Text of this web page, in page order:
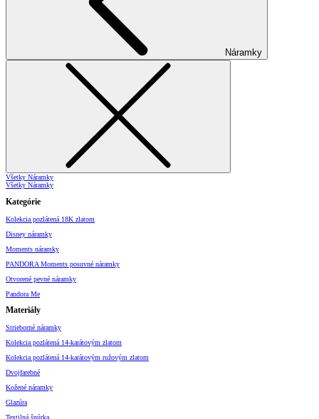
Náramky
Všetky Náramky
Všetky Náramky
Kategórie
Kolekcia pozlátená 18K zlatom
Disney náramky
Moments náramky
PANDORA Moments posuvné náramky
Otvorené pevné náramky
Pandora Me
Materiály
Strieborné náramky
Kolekcia pozlátená 14-karátovým zlatom
Kolekcia pozlátená 14-karátovým ružovým zlatom
Dvojfarebné
Kožené náramky
Glazúra
Textilná šnúrka